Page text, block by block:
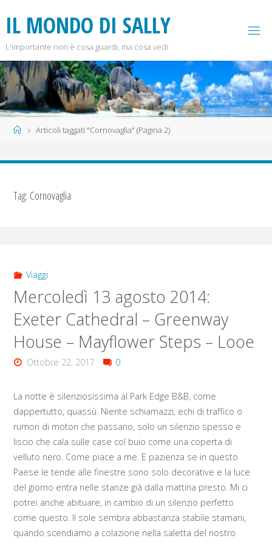
contenuto
IL MONDO DI SALLY
L'importante non è cosa guardi, ma cosa vedi
HomeArticoli taggati "Cornovaglia" (Pagina 2)
Tag: Cornovaglia
Viaggi
Mercoledì 13 agosto 2014:
Exeter Cathedral – Greenway
House – Mayflower Steps – Looe
Ottobre 22, 2017 0
La notte è silenziosissima al Park Edge B&B, come
dappertutto, quassù. Niente schiamazzi, echi di traffico o
rumori di motori che passano, solo un silenzio spesso e
liscio che cala sulle case col buio come una coperta di
velluto nero. Come piace a me. E pazienza se in questo
Paese le tende alle finestre sono solo decorative e la luce
del giorno entra nelle stanze già dalla mattina presto. Mi ci
potrei anche abituare, in cambio di un silenzio perfetto
come questo. Il sole sembra abbastanza stabile stamani,
quando scendiamo a colazione nella saletta del nostro